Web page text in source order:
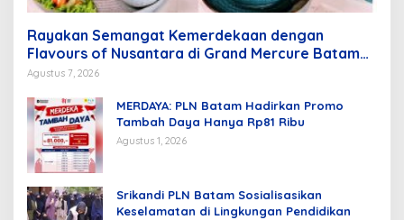
Rayakan Semangat Kemerdekaan dengan
Flavours of Nusantara di Grand Mercure Batam
Centre
Agustus 7, 2026
MERDAYA: PLN Batam Hadirkan Promo
Tambah Daya Hanya Rp81 Ribu
Agustus 1, 2026
Srikandi PLN Batam Sosialisasikan
Keselamatan di Lingkungan Pendidikan